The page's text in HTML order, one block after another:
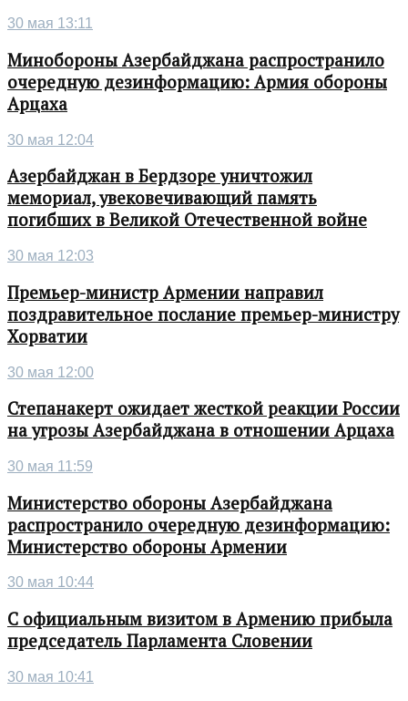
30 мая 13:11
Минобороны Азербайджана распространило
очередную дезинформацию: Армия обороны
Арцаха
30 мая 12:04
Азербайджан в Бердзоре уничтожил
мемориал, увековечивающий память
погибших в Великой Отечественной войне
30 мая 12:03
Премьер-министр Армении направил
поздравительное послание премьер-министру
Хорватии
30 мая 12:00
Степанакерт ожидает жесткой реакции России
на угрозы Азербайджана в отношении Арцаха
30 мая 11:59
Министерство обороны Азербайджана
распространило очередную дезинформацию:
Министерство обороны Армении
30 мая 10:44
С официальным визитом в Армению прибыла
председатель Парламента Словении
30 мая 10:41